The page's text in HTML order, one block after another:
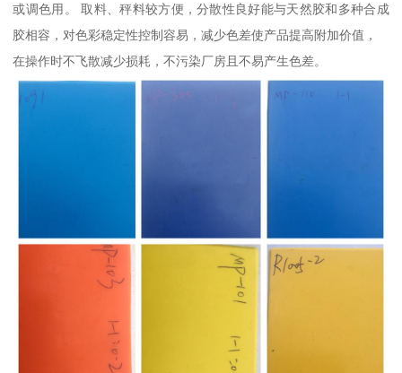
或调色用。 取料、秤料较方便，分散性良好能与天然胶和多种合成
胶相容，对色彩稳定性控制容易，减少色差使产品提高附加价值，
在操作时不飞散减少损耗，不污染厂房且不易产生色差。